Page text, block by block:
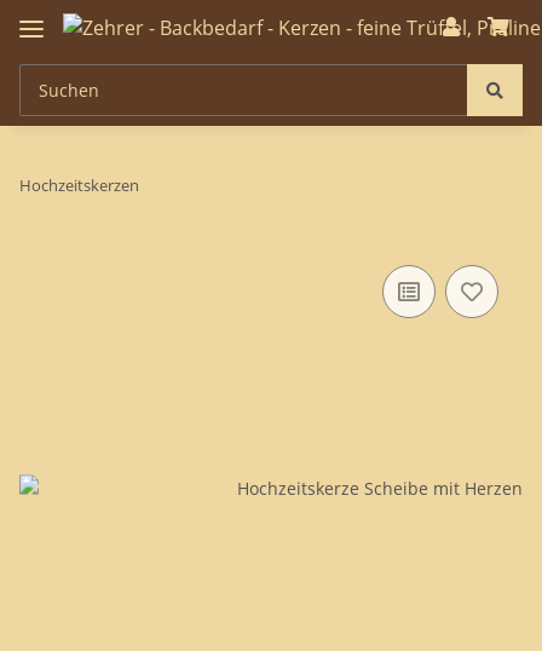
Hochzeitskerzen